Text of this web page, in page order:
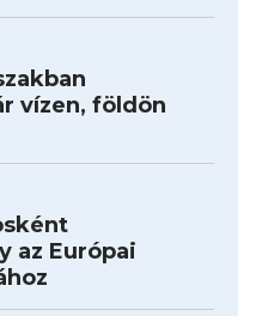
vízen, földön
az Európai